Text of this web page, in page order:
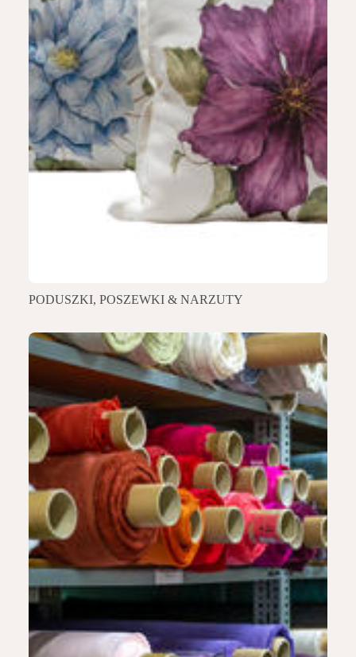
PODUSZKI, POSZEWKI & NARZUTY